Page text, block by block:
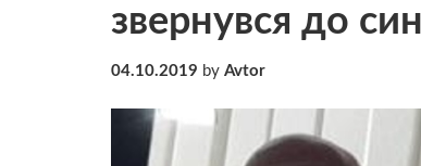
звернувся до
04.10.2019 by Avtor